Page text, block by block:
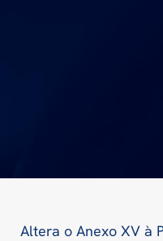
Altera o Anexo XV à